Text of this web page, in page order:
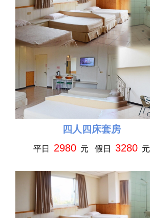
四人四床套房
平日 2980 元 假日3280 元